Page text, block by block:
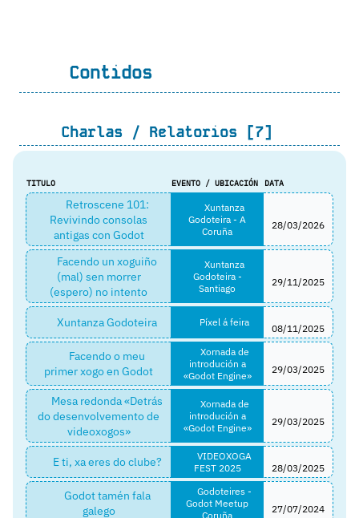
Contidos
Charlas / Relatorios [7]
TITULO EVENTO / UBICACIÓN DATA
Retroscene 101:
Revivindo consolas
antigas con Godot
Xuntanza
Godoteira - A
Coruña
28/03/2026
Facendo un xoguiño
(mal) sen morrer
(espero) no intento
Xuntanza
Godoteira -
Santiago
29/11/2025
Xuntanza Godoteira Píxel á feira
08/11/2025
Facendo o meu
primer xogo en Godot
Xornada de
introdución a
«Godot Engine»
29/03/2025
Mesa redonda «Detrás
do desenvolvemento de
videoxogos»
Xornada de
introdución a
«Godot Engine»
29/03/2025
E ti, xa eres do clube?
VIDEOXOGA
FEST 2025
28/03/2025
Godot tamén fala
galego
Godoteires -
Godot Meetup
Coruña
27/07/2024